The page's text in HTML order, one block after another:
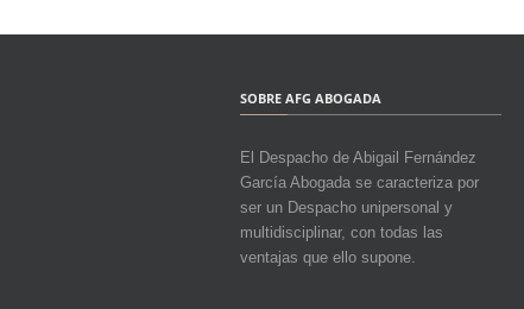
SOBRE AFG ABOGADA
El Despacho de Abigail Fernández
García Abogada se caracteriza por
ser un Despacho unipersonal y
multidisciplinar, con todas las
ventajas que ello supone.